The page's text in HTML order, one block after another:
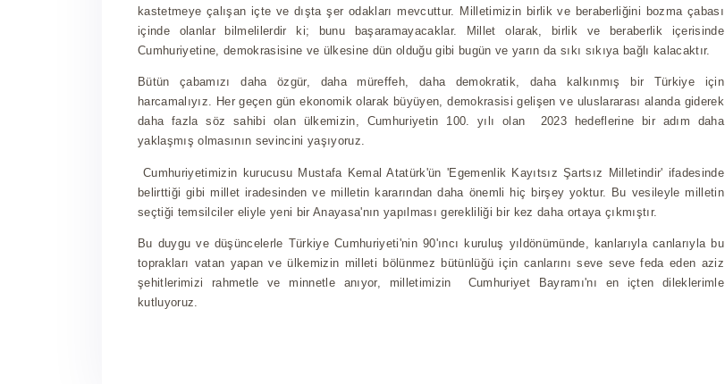
kastetmeye çalışan içte ve dışta şer odakları mevcuttur. Milletimizin birlik ve beraberliğini bozma çabası
içinde olanlar bilmelilerdir ki; bunu başaramayacaklar. Millet olarak, birlik ve beraberlik içerisinde
Cumhuriyetine, demokrasisine ve ülkesine dün olduğu gibi bugün ve yarın da sıkı sıkıya bağlı kalacaktır.
Bütün çabamızı daha özgür, daha müreffeh, daha demokratik, daha kalkınmış bir Türkiye için
harcamalıyız. Her geçen gün ekonomik olarak büyüyen, demokrasisi gelişen ve uluslararası alanda giderek
daha fazla söz sahibi olan ülkemizin, Cumhuriyetin 100. yılı olan 2023 hedeflerine bir adım daha
yaklaşmış olmasının sevincini yaşıyoruz.
Cumhuriyetimizin kurucusu Mustafa Kemal Atatürk'ün 'Egemenlik Kayıtsız Şartsız Milletindir' ifadesinde
belirttiği gibi millet iradesinden ve milletin kararından daha önemli hiç birşey yoktur. Bu vesileyle milletin
seçtiği temsilciler eliyle yeni bir Anayasa'nın yapılması gerekliliği bir kez daha ortaya çıkmıştır.
Bu duygu ve düşüncelerle Türkiye Cumhuriyeti'nin 90'ıncı kuruluş yıldönümünde, kanlarıyla canlarıyla bu
toprakları vatan yapan ve ülkemizin milleti bölünmez bütünlüğü için canlarını seve seve feda eden aziz
şehitlerimizi rahmetle ve minnetle anıyor, milletimizin Cumhuriyet Bayramı'nı en içten dileklerimle
kutluyoruz.